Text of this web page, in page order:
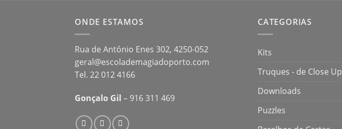
ONDE ESTAMOS
Rua de António Enes 302, 4250-052
geral@escolademagiadoporto.com
Tel. 22 012 4166
Gonçalo Gil – 916 311 469
CATEGORIAS
Kits
Truques - de Close Up
Downloads
Puzzles